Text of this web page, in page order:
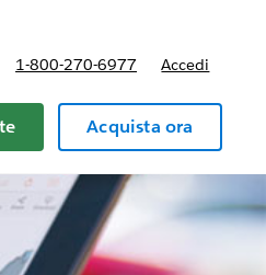
1-800-270-6977 Accedi
Acquista ora